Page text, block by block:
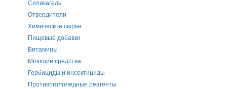
Силикагель
Отвердители
Химическое сырье
Пищевые добавки
Витамины
Моющие средства
Гербициды и инсектициды
Противогололедные реагенты